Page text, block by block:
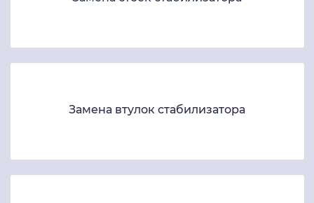
Замена втулок стабилизатора